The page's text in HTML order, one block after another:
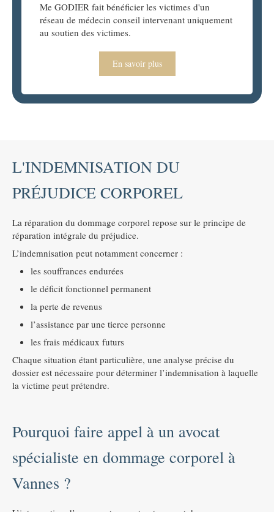
Me GODIER fait bénéficier les victimes d'un
réseau de médecin conseil intervenant uniquement
au soutien des victimes.
En savoir plus
L'INDEMNISATION DU
PRÉJUDICE CORPOREL
La réparation du dommage corporel repose sur le principe de
réparation intégrale du préjudice.
L’indemnisation peut notamment concerner :
les souffrances endurées
le déficit fonctionnel permanent
la perte de revenus
l’assistance par une tierce personne
les frais médicaux futurs
Chaque situation étant particulière, une analyse précise du
dossier est nécessaire pour déterminer l’indemnisation à laquelle
la victime peut prétendre.
Pourquoi faire appel à un avocat
spécialiste en dommage corporel à
Vannes ?